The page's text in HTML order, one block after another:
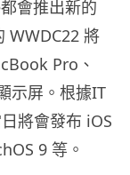
會推出新的
WWDC22 將
Pro、
示屏。根據IT
將會發布 iOS
9 等。